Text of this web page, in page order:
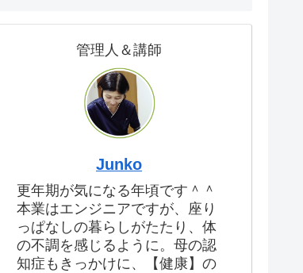
管理人＆講師
Junko
更年期が気になる年頃です＾＾
本業はエンジニアですが、座り
っぱなしの暮らしがたたり、体
の不調を感じるように。母の認
知症もきっかけに、【健康】の